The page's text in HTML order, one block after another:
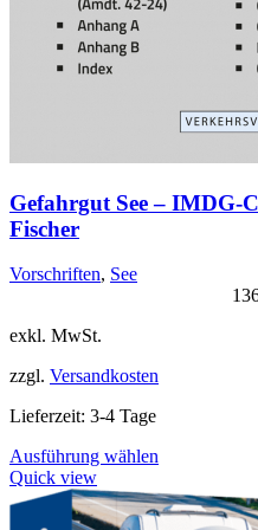
Gefahrgut See – IMDG-
Fischer
Vorschriften, See
exkl. MwSt.
zzgl. Versandkosten
Lieferzeit: 3-4 Tage
Ausführung wählen
weist
mehrere
Quick view